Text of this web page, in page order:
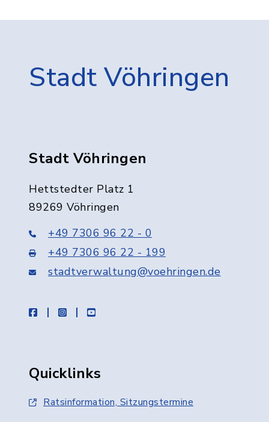
Stadt Vöhringen
Stadt Vöhringen
Hettstedter Platz 1
89269 Vöhringen
+49 7306 96 22 - 0
+49 7306 96 22 - 199
stadtverwaltung@voehringen.de
facebookinstagramyoutube
Quicklinks
Ratsinformation, Sitzungstermine